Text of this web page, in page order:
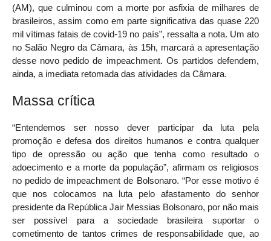
(AM), que culminou com a morte por asfixia de milhares de
brasileiros, assim como em parte significativa das quase 220
mil vítimas fatais de covid-19 no país”, ressalta a nota. Um ato
no Salão Negro da Câmara, às 15h, marcará a apresentação
desse novo pedido de impeachment. Os partidos defendem,
ainda, a imediata retomada das atividades da Câmara.
Massa crítica
“Entendemos ser nosso dever participar da luta pela
promoção e defesa dos direitos humanos e contra qualquer
tipo de opressão ou ação que tenha como resultado o
adoecimento e a morte da população”, afirmam os religiosos
no pedido de impeachment de Bolsonaro. “Por esse motivo é
que nos colocamos na luta pelo afastamento do senhor
presidente da República Jair Messias Bolsonaro, por não mais
ser possível para a sociedade brasileira suportar o
cometimento de tantos crimes de responsabilidade que, ao